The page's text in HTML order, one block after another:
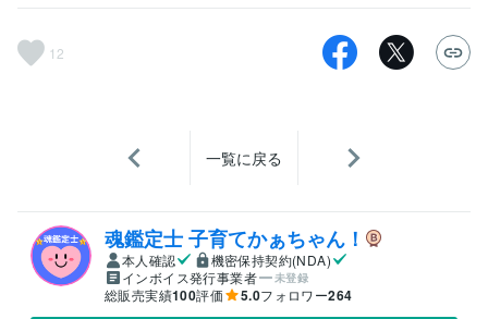
12
一覧に戻る
魂鑑定士 子育てかぁちゃん！
本人確認
機密保持契約(NDA)
インボイス発行事業者
未登録
総販売実績100評価 5.0フォロワー264